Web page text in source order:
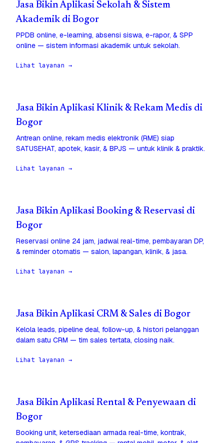
Jasa Bikin Aplikasi Sekolah & Sistem
Akademik di Bogor
PPDB online, e-learning, absensi siswa, e-rapor, & SPP
online — sistem informasi akademik untuk sekolah.
Lihat layanan →
Jasa Bikin Aplikasi Klinik & Rekam Medis di
Bogor
Antrean online, rekam medis elektronik (RME) siap
SATUSEHAT, apotek, kasir, & BPJS — untuk klinik & praktik.
Lihat layanan →
Jasa Bikin Aplikasi Booking & Reservasi di
Bogor
Reservasi online 24 jam, jadwal real-time, pembayaran DP,
& reminder otomatis — salon, lapangan, klinik, & jasa.
Lihat layanan →
Jasa Bikin Aplikasi CRM & Sales di Bogor
Kelola leads, pipeline deal, follow-up, & histori pelanggan
dalam satu CRM — tim sales tertata, closing naik.
Lihat layanan →
Jasa Bikin Aplikasi Rental & Penyewaan di
Bogor
Booking unit, ketersediaan armada real-time, kontrak,